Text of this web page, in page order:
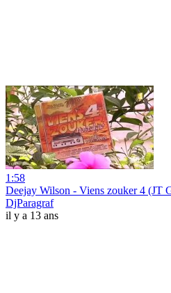
1:58
Deejay Wilson - Viens zouker 4 (JT
DjParagraf
il y a 13 ans